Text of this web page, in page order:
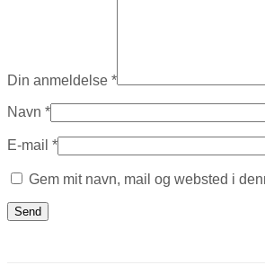
Din anmeldelse *
Navn *
E-mail *
Gem mit navn, mail og websted i